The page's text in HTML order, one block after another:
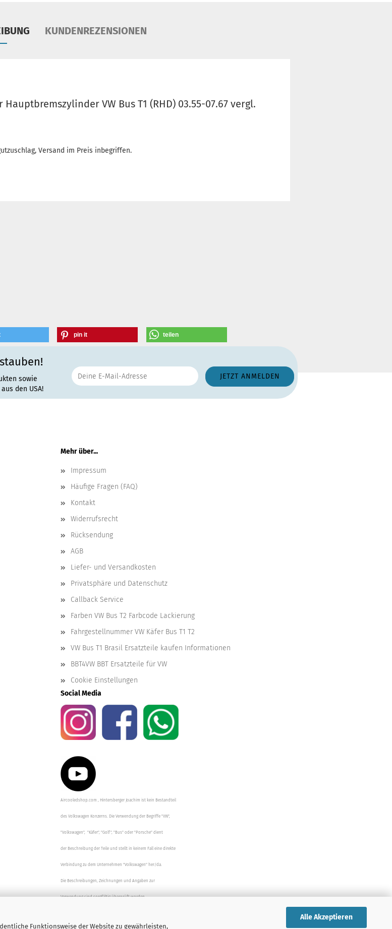
Funktionsweise der Website zu gewährleisten,
Alle Akzeptieren
KUNDENREZENSIONEN
VW Bus T1 (RHD) 03.55-07.67 vergl.
Versand im Preis inbegriffen.
pin it teilen
sowie
den USA!
Mehr über...
Impressum
Häufige Fragen (FAQ)
Kontakt
Widerrufsrecht
Rücksendung
AGB
Liefer- und Versandkosten
Privatsphäre und Datenschutz
Callback Service
Farben VW Bus T2 Farbcode Lackierung
Fahrgestellnummer VW Käfer Bus T1 T2
VW Bus T1 Brasil Ersatzteile kaufen Informationen
BBT4VW BBT Ersatzteile für VW
Cookie Einstellungen
Social Media
Aircooledshop.com , Hintersberger Joachim ist kein Bestandteil
des Volkswagen Konzerns. Die Verwendung der Begriffe "VW",
"Volkswagen", "Käfer", "Golf", "Bus" oder "Porsche" dient
der Beschreibung der Teile und stellt in keinem Fall eine direkte
Verbindung zu dem Unternehmen "Volkswagen" her/da.
Die Beschreibungen, Zeichnungen und Angaben zur
Verwendung sind sorgfältig überprüft worden.